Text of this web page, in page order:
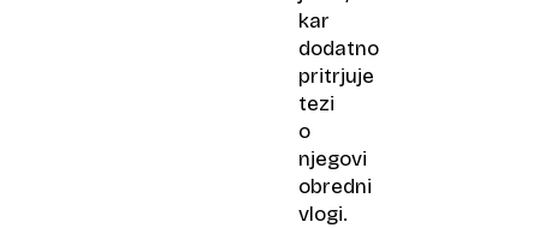
kar
dodatno
pritrjuje
tezi
o
njegovi
obredni
vlogi.